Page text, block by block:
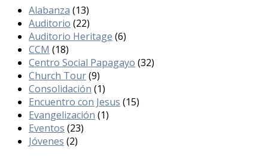
Alabanza (13)
Auditorio (22)
Auditorio Heritage (6)
CCM (18)
Centro Social Papagayo (32)
Church Tour(9)
Consolidación (1)
Encuentro con Jesus (15)
Evangelización (1)
Eventos (23)
Jóvenes (2)